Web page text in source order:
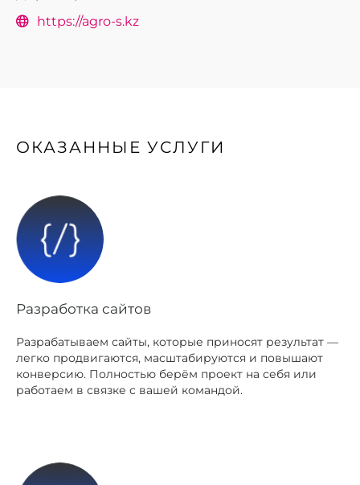
https://agro-s.kz
ОКАЗАННЫЕ УСЛУГИ
Разработка сайтов
Разрабатываем сайты, которые приносят результат —
легко продвигаются, масштабируются и повышают
конверсию. Полностью берём проект на себя или
работаем в связке с вашей командой.